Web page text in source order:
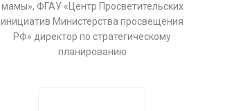
мамы», ФГАУ «Центр Просветительских
инициатив Министерства просвещения
РФ» директор по стратегическому
планированию